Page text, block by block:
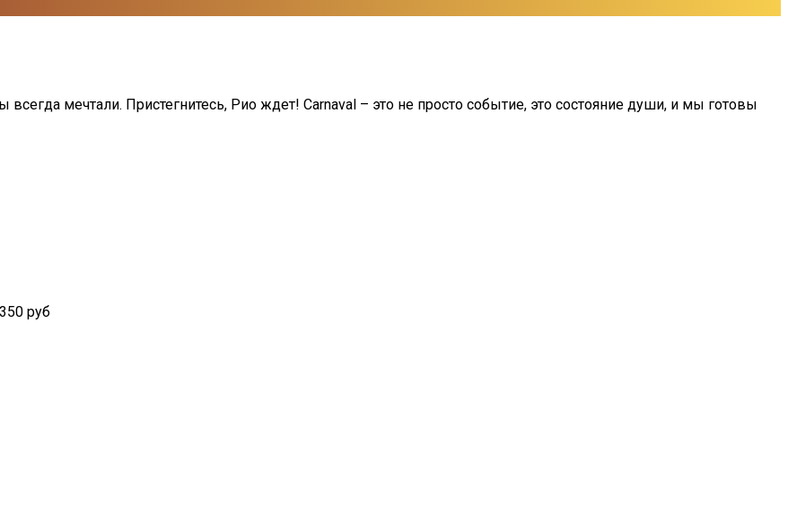
мечтали. Пристегнитесь, Рио ждет! Carnaval – это не просто событие, это состояние души, и мы готовы
руб